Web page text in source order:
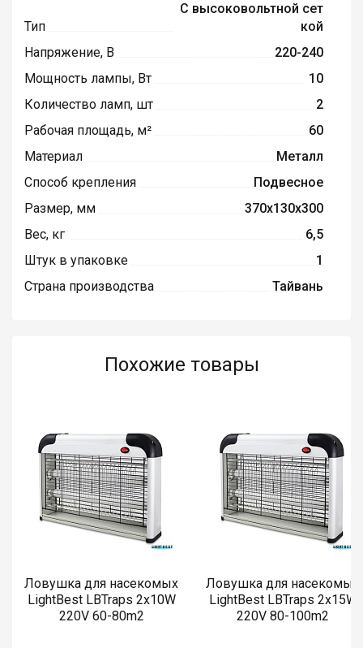
Тип
С высоковольтной сет
кой
Напряжение, В
220-240
Мощность лампы, Вт
10
Количество ламп, шт
2
Рабочая площадь, м²
60
Материал
Металл
Способ крепления
Подвесное
Размер, мм
370х130х300
Вес, кг
6,5
Штук в упаковке
1
Страна производства
Тайвань
Похожие товары
Ловушка для насекомых
LightBest LBTraps 2x10W
220V 60-80m2
Ловушка для насекомых
LightBest LBTraps 2x15W
220V 80-100m2